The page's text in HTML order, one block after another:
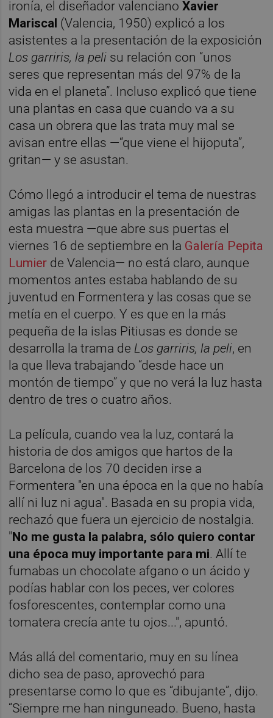
ironía, el diseñador valencianoXavier
Mariscal (Valencia, 1950) explicó a los
asistentes a la presentación de la exposición
Los garriris, la peli su relación con “unos
seres que representan más del 97% de la
vida en el planeta”. Incluso explicó que tiene
una plantas en casa que cuando va a su
casa un obrera que las trata muy mal se
avisan entre ellas —“que viene el hijoputa”,
gritan— y se asustan.
Cómo llegó a introducir el tema de nuestras
amigas las plantas en la presentación de
esta muestra —que abre sus puertas el
viernes 16 de septiembre en la Galería Pepita
Lumier de Valencia— no está claro, aunque
momentos antes estaba hablando de su
juventud en Formentera y las cosas que se
metía en el cuerpo. Y es que en la más
pequeña de la islas Pitiusas es donde se
desarrolla la trama de Los garriris, la peli, en
la que lleva trabajando “desde hace un
montón de tiempo” y que no verá la luz hasta
dentro de tres o cuatro años.
La película, cuando vea la luz, contará la
historia de dos amigos que hartos de la
Barcelona de los 70 deciden irse a
Formentera "en una época en la que no había
allí ni luz ni agua". Basada en su propia vida,
rechazó que fuera un ejercicio de nostalgia.
"No me gusta la palabra, sólo quiero contar
una época muy importante para mi. Allí te
fumabas un chocolate afgano o un ácido y
podías hablar con los peces, ver colores
fosforescentes, contemplar como una
tomatera crecía ante tu ojos...", apuntó.
Más allá del comentario, muy en su línea
dicho sea de paso, aprovechó para
presentarse como lo que es “dibujante”, dijo.
“Siempre me han ninguneado. Bueno, hasta